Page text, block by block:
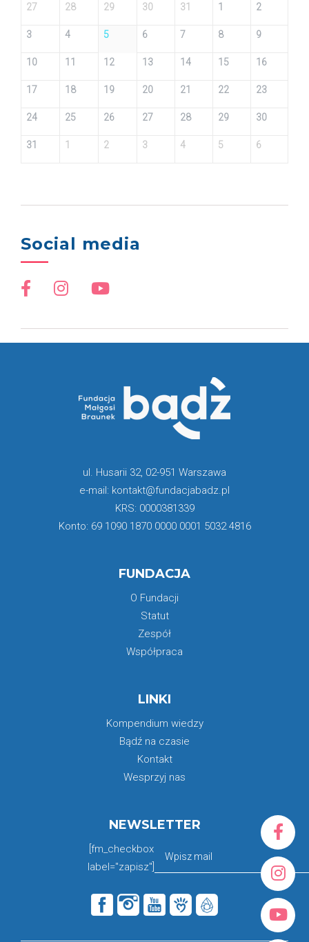
27 28 29 30 31 1 2
3 4 5 6 7 8 9
10 11 12 13 14 15 16
17 18 19 20 21 22 23
24 25 26 27 28 29 30
31 1 2 3 4 5 6
Social media
ul. Husarii 32, 02-951 Warszawa
e-mail: kontakt@fundacjabadz.pl
KRS: 0000381339
Konto: 69 1090 1870 0000 0001 5032 4816
FUNDACJA
O Fundacji
Statut
Zespół
Współpraca
LINKI
Kompendium wiedzy
Bądź na czasie
Kontakt
Wesprzyj nas
NEWSLETTER
[fm_checkbox
label="zapisz"]